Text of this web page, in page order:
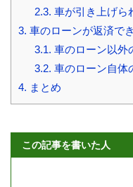
2.3. 車が引き上げら
3. 車のローンが返済で
3.1. 車のローン以外
3.2. 車のローン自体
4. まとめ
この記事を書いた人